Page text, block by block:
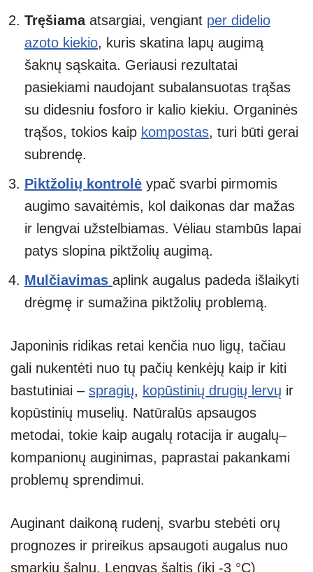
Tręšiamaatsargiai, vengiant per didelio
azoto kiekio, kuris skatina lapų augimą
šaknų sąskaita. Geriausi rezultatai
pasiekiami naudojant subalansuotas trąšas
su didesniu fosforo ir kalio kiekiu. Organinės
trąšos, tokios kaip kompostas, turi būti gerai
subrendę.
Piktžolių kontrolė ypač svarbi pirmomis
augimo savaitėmis, kol daikonas dar mažas
ir lengvai užstelbiamas. Vėliau stambūs lapai
patys slopina piktžolių augimą.
Mulčiavimas aplink augalus padeda išlaikyti
drėgmę ir sumažina piktžolių problemą.
Japoninis ridikas retai kenčia nuo ligų, tačiau
gali nukentėti nuo tų pačių kenkėjų kaip ir kiti
bastutiniai – spragių, kopūstinių drugių lervų ir
kopūstinių muselių. Natūralūs apsaugos
metodai, tokie kaip augalų rotacija ir augalų–
kompanionų auginimas, paprastai pakankami
problemų sprendimui.
Auginant daikoną rudenį, svarbu stebėti orų
prognozes ir prireikus apsaugoti augalus nuo
smarkių šalnų. Lengvas šaltis (iki -3 °C)